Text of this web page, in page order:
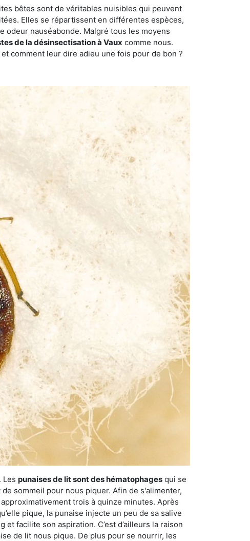
bêtes sont de véritables nuisibles qui peuvent
Elles se répartissent en différentes espèces,
odeur nauséabonde. Malgré tous les moyens
de la désinsectisation à Vaux comme nous.
comment leur dire adieu une fois pour de bon ?
Les punaises de lit sont des hématophages qui se
sommeil pour nous piquer. Afin de s'alimenter,
trois à quinze minutes. Après
pique, la punaise injecte un peu de sa salive
facilite son aspiration. C’est d’ailleurs la raison
de lit nous pique. De plus pour se nourrir, les